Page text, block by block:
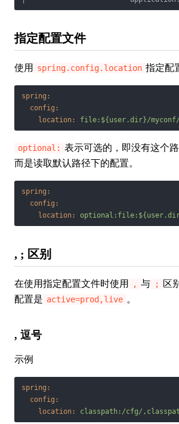
指定配置文件
使用 spring.config.location 指定配
spring:
config:
location:
file:${user.dir}/myconf/
optional: 表示可选的，即没有这个
而是读取默认路径下的配置。
spring:
config:
location:
, ; 区别
在使用指定配置文件时使用 , 与 ;
区
配置是 active=prod,live 。
, 逗号
示例
spring:
config:
location:
classpath:/cfg/